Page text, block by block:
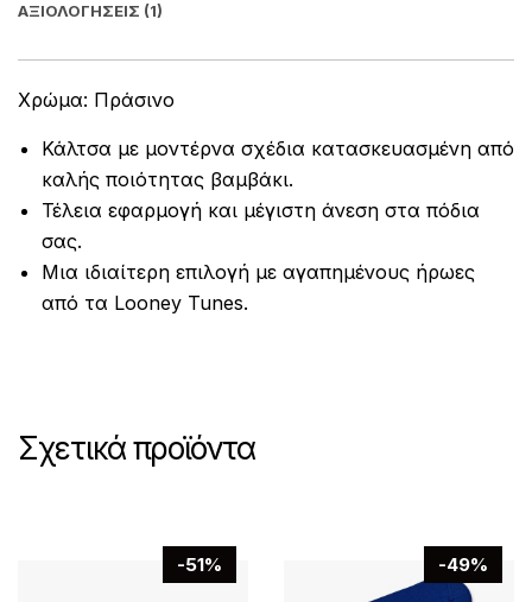
ΑΞΙΟΛΟΓΉΣΕΙΣ (1)
Χρώμα: Πράσινο
Κάλτσα με μοντέρνα σχέδια κατασκευασμένη από
καλής ποιότητας βαμβάκι.
Τέλεια εφαρμογή και μέγιστη άνεση στα πόδια
σας.
Μια ιδιαίτερη επιλογή με αγαπημένους ήρωες
από τα Looney Tunes.
Σχετικά προϊόντα
-51% -49%